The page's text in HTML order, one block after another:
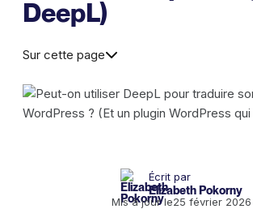
DeepL)
Sur cette page
Écrit par
Elizabeth Pokorny
Mis à jour le25 février 2026